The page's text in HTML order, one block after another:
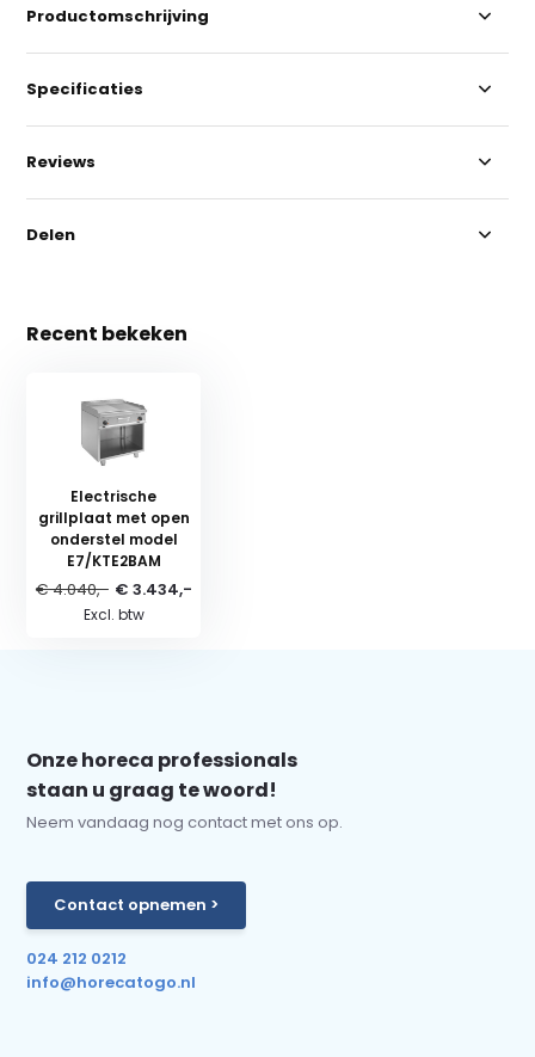
Productomschrijving
Specificaties
Reviews
Delen
Recent bekeken
Electrische
grillplaat met open
onderstel model
E7/KTE2BAM
€ 4.040,- € 3.434,-
Excl. btw
Onze horeca professionals
staan u graag te woord!
Neem vandaag nog contact met ons op.
Contact opnemen >
024 212 0212
info@horecatogo.nl